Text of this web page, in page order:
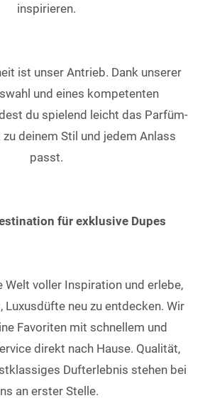
inspirieren.
ist unser Antrieb. Dank unserer
und eines kompetenten
du spielend leicht das Parfüm-
zu deinem Stil und jedem Anlass
passt.
für exklusive Dupes
Welt voller Inspiration und erlebe,
Luxusdüfte neu zu entdecken. Wir
Favoriten mit schnellem und
direkt nach Hause. Qualität,
Dufterlebnis stehen bei
an erster Stelle.